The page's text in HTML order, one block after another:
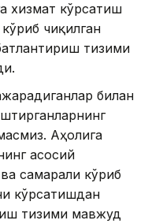
хизмат кўрсатиш
чиқилган
тизими
билан
Аҳолига
асосий
самарали кўриб
кўрсатишдан
тизими мавжуд